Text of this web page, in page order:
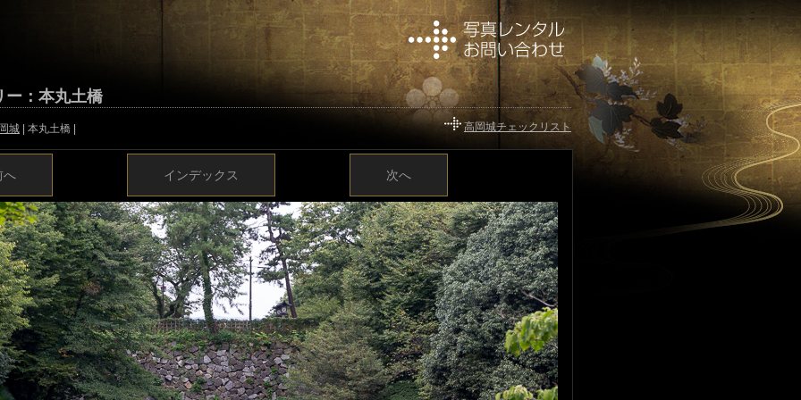
：本丸土橋
城 | 本丸土橋 | 高岡城チェックリスト
へ インデックス 次へ